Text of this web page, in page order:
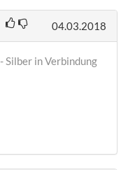
04.03.2018
Silber in Verbindung